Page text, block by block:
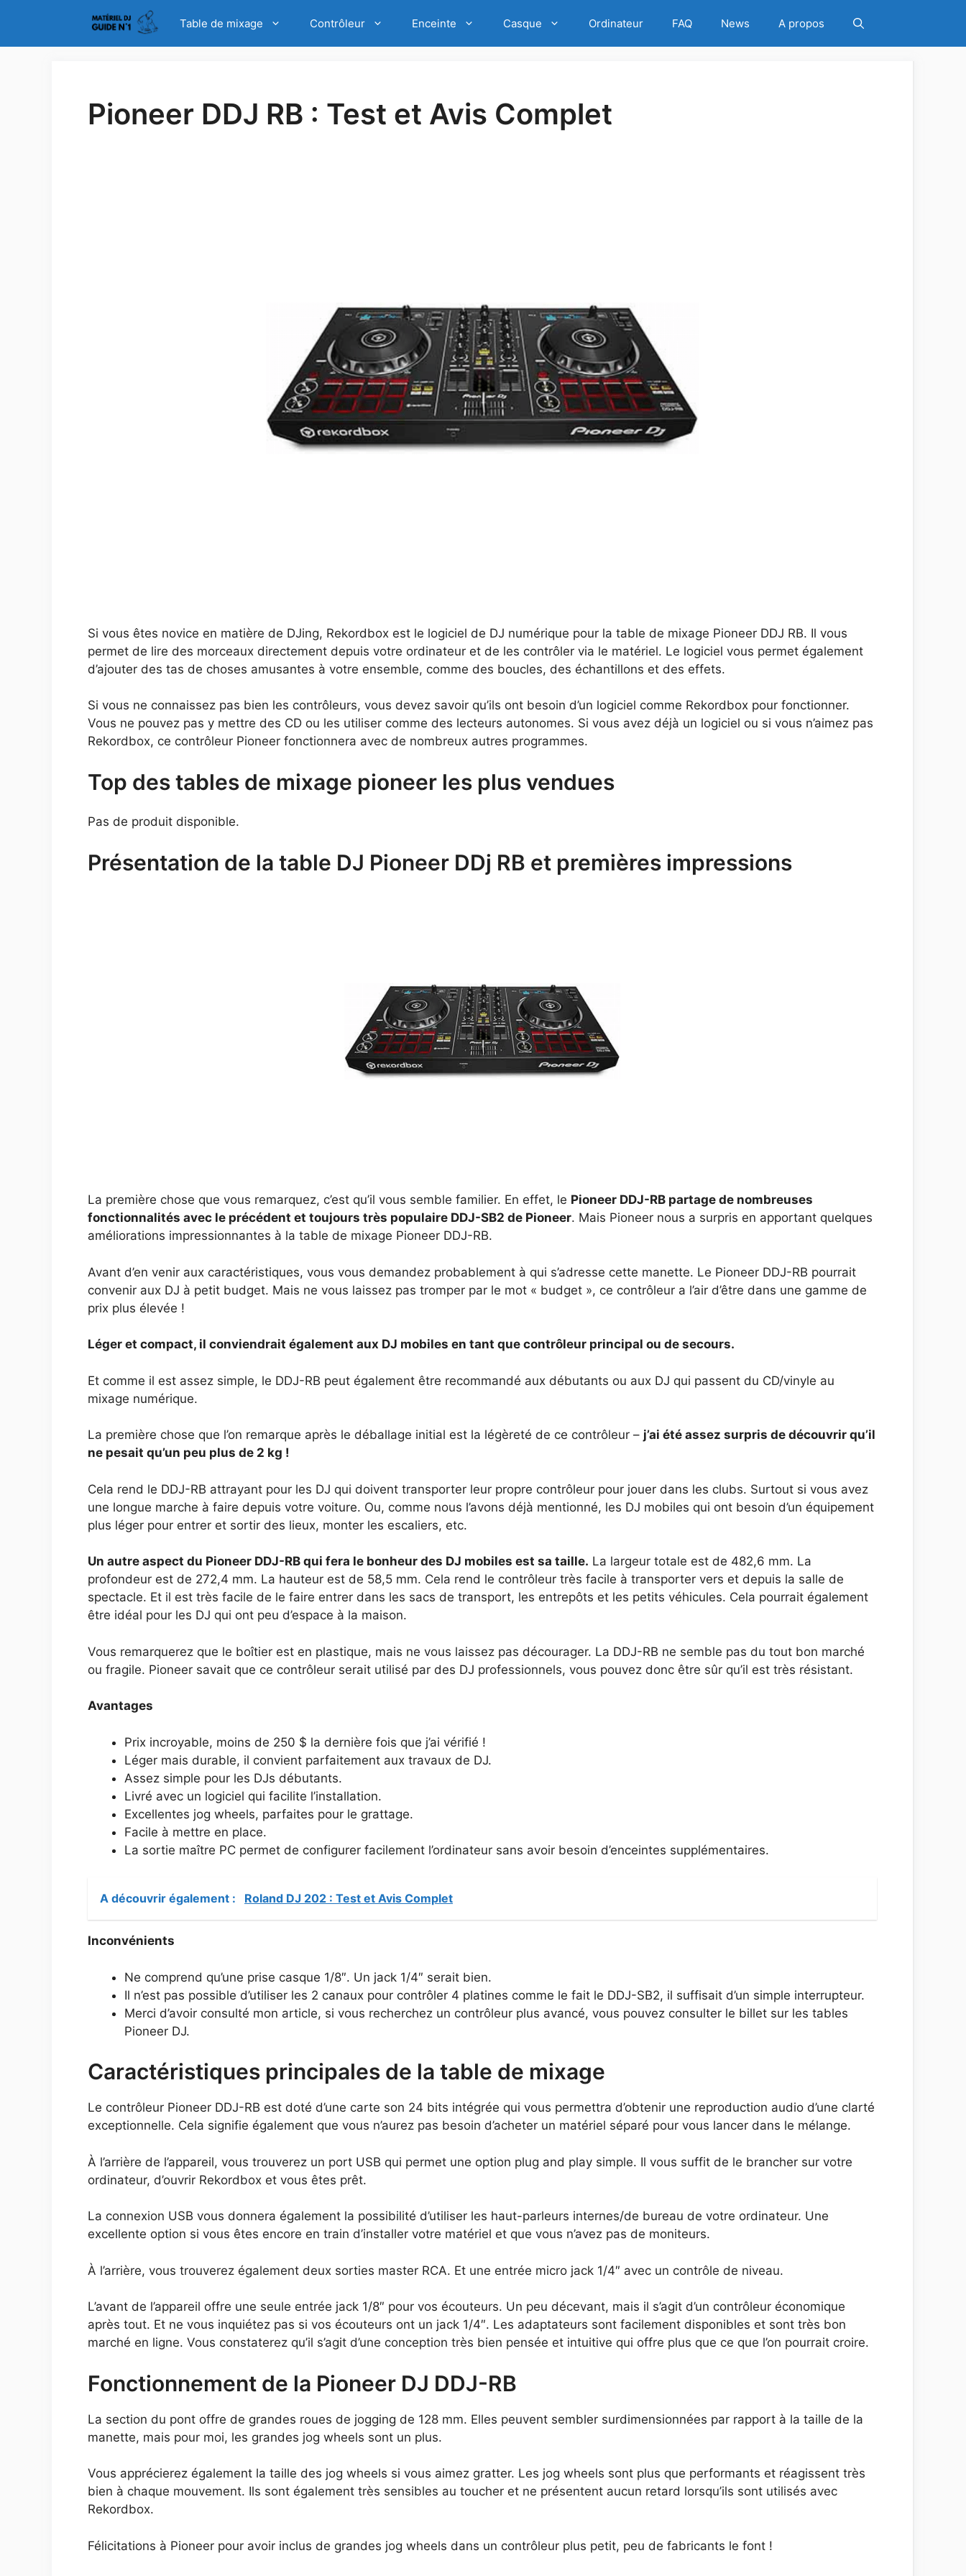
contenu
Table de mixage Contrôleur Enceinte Casque Ordinateur FAQ News A propos
Pioneer DDJ RB : Test et Avis Complet
Si vous êtes novice en matière de DJing, Rekordbox est le logiciel de DJ numérique pour la table de mixage Pioneer DDJ RB. Il vous
permet de lire des morceaux directement depuis votre ordinateur et de les contrôler via le matériel. Le logiciel vous permet également
d’ajouter des tas de choses amusantes à votre ensemble, comme des boucles, des échantillons et des effets.
Si vous ne connaissez pas bien les contrôleurs, vous devez savoir qu’ils ont besoin d’un logiciel comme Rekordbox pour fonctionner.
Vous ne pouvez pas y mettre des CD ou les utiliser comme des lecteurs autonomes. Si vous avez déjà un logiciel ou si vous n’aimez pas
Rekordbox, ce contrôleur Pioneer fonctionnera avec de nombreux autres programmes.
Top des tables de mixage pioneer les plus vendues
Pas de produit disponible.
Présentation de la table DJ Pioneer DDj RB et premières impressions
La première chose que vous remarquez, c’est qu’il vous semble familier. En effet, le Pioneer DDJ-RB partage de nombreuses
fonctionnalités avec le précédent et toujours très populaire DDJ-SB2 de Pioneer. Mais Pioneer nous a surpris en apportant quelques
améliorations impressionnantes à la table de mixage Pioneer DDJ-RB.
Avant d’en venir aux caractéristiques, vous vous demandez probablement à qui s’adresse cette manette. Le Pioneer DDJ-RB pourrait
convenir aux DJ à petit budget. Mais ne vous laissez pas tromper par le mot « budget », ce contrôleur a l’air d’être dans une gamme de
prix plus élevée !
Léger et compact, il conviendrait également aux DJ mobiles en tant que contrôleur principal ou de secours.
Et comme il est assez simple, le DDJ-RB peut également être recommandé aux débutants ou aux DJ qui passent du CD/vinyle au
mixage numérique.
La première chose que l’on remarque après le déballage initial est la légèreté de ce contrôleur – j’ai été assez surpris de découvrir qu’il
ne pesait qu’un peu plus de 2 kg !
Cela rend le DDJ-RB attrayant pour les DJ qui doivent transporter leur propre contrôleur pour jouer dans les clubs. Surtout si vous avez
une longue marche à faire depuis votre voiture. Ou, comme nous l’avons déjà mentionné, les DJ mobiles qui ont besoin d’un équipement
plus léger pour entrer et sortir des lieux, monter les escaliers, etc.
Un autre aspect du Pioneer DDJ-RB qui fera le bonheur des DJ mobiles est sa taille. La largeur totale est de 482,6 mm. La
profondeur est de 272,4 mm. La hauteur est de 58,5 mm. Cela rend le contrôleur très facile à transporter vers et depuis la salle de
spectacle. Et il est très facile de le faire entrer dans les sacs de transport, les entrepôts et les petits véhicules. Cela pourrait également
être idéal pour les DJ qui ont peu d’espace à la maison.
Vous remarquerez que le boîtier est en plastique, mais ne vous laissez pas décourager. La DDJ-RB ne semble pas du tout bon marché
ou fragile. Pioneer savait que ce contrôleur serait utilisé par des DJ professionnels, vous pouvez donc être sûr qu’il est très résistant.
Avantages
Prix incroyable, moins de 250 $ la dernière fois que j’ai vérifié !
Léger mais durable, il convient parfaitement aux travaux de DJ.
Assez simple pour les DJs débutants.
Livré avec un logiciel qui facilite l’installation.
Excellentes jog wheels, parfaites pour le grattage.
Facile à mettre en place.
La sortie maître PC permet de configurer facilement l’ordinateur sans avoir besoin d’enceintes supplémentaires.
A découvrir également : Roland DJ 202 : Test et Avis Complet
Inconvénients
Ne comprend qu’une prise casque 1/8″. Un jack 1/4″ serait bien.
Il n’est pas possible d’utiliser les 2 canaux pour contrôler 4 platines comme le fait le DDJ-SB2, il suffisait d’un simple interrupteur.
Merci d’avoir consulté mon article, si vous recherchez un contrôleur plus avancé, vous pouvez consulter le billet sur les tables
Pioneer DJ.
Caractéristiques principales de la table de mixage
Le contrôleur Pioneer DDJ-RB est doté d’une carte son 24 bits intégrée qui vous permettra d’obtenir une reproduction audio d’une clarté
exceptionnelle. Cela signifie également que vous n’aurez pas besoin d’acheter un matériel séparé pour vous lancer dans le mélange.
À l’arrière de l’appareil, vous trouverez un port USB qui permet une option plug and play simple. Il vous suffit de le brancher sur votre
ordinateur, d’ouvrir Rekordbox et vous êtes prêt.
La connexion USB vous donnera également la possibilité d’utiliser les haut-parleurs internes/de bureau de votre ordinateur. Une
excellente option si vous êtes encore en train d’installer votre matériel et que vous n’avez pas de moniteurs.
À l’arrière, vous trouverez également deux sorties master RCA. Et une entrée micro jack 1/4″ avec un contrôle de niveau.
L’avant de l’appareil offre une seule entrée jack 1/8″ pour vos écouteurs. Un peu décevant, mais il s’agit d’un contrôleur économique
après tout. Et ne vous inquiétez pas si vos écouteurs ont un jack 1/4″. Les adaptateurs sont facilement disponibles et sont très bon
marché en ligne. Vous constaterez qu’il s’agit d’une conception très bien pensée et intuitive qui offre plus que ce que l’on pourrait croire.
Fonctionnement de la Pioneer DJ DDJ-RB
La section du pont offre de grandes roues de jogging de 128 mm. Elles peuvent sembler surdimensionnées par rapport à la taille de la
manette, mais pour moi, les grandes jog wheels sont un plus.
Vous apprécierez également la taille des jog wheels si vous aimez gratter. Les jog wheels sont plus que performants et réagissent très
bien à chaque mouvement. Ils sont également très sensibles au toucher et ne présentent aucun retard lorsqu’ils sont utilisés avec
Rekordbox.
Félicitations à Pioneer pour avoir inclus de grandes jog wheels dans un contrôleur plus petit, peu de fabricants le font !
La meilleure table de mixage pour enfant est à moins de 100€ ! 🔥 PROFITEZ DE L'OFFRE